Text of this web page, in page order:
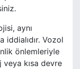
aynı
iddialıdır. Vozol
önlemleriyle
veya kısa devre